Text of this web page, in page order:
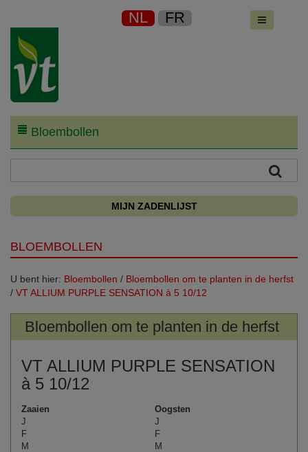
NL FR
Bloembollen
MIJN ZADENLIJST
BLOEMBOLLEN
U bent hier: Bloembollen / Bloembollen om te planten in de herfst
/ VT ALLIUM PURPLE SENSATION à 5 10/12
Bloembollen om te planten in de herfst
VT ALLIUM PURPLE SENSATION
à 5 10/12
Zaaien
Oogsten
J
J
F
F
M
M